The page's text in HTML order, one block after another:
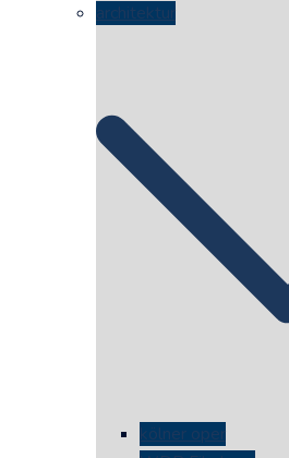
architektur
kölner oper